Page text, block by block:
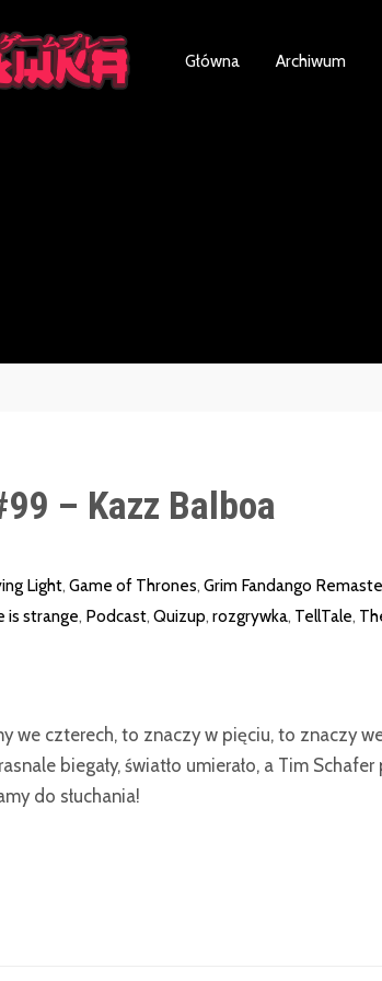
Główna Archiwum
– Kazz Balboa
Light, Game of Thrones, Grim Fandango
is strange, Podcast, Quizup, rozgrywka, TellTale,
we czterech, to znaczy w pięciu, to znaczy
biegały, światło umierało, a Tim Schafer
do słuchania!